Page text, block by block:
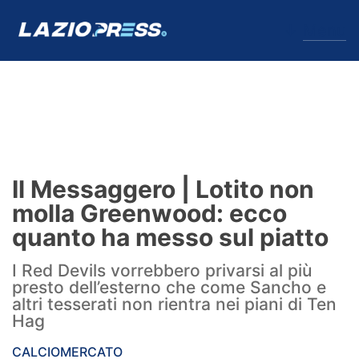
Formello
Infortuni
Primavera
Calciomercato
Lazio Women
Il Messaggero | Lotito non
molla Greenwood: ecco
quanto ha messo sul piatto
I Red Devils vorrebbero privarsi al più
presto dell’esterno che come Sancho e
altri tesserati non rientra nei piani di Ten
Hag
CALCIOMERCATO